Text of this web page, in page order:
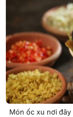
Món ốc xu nơi